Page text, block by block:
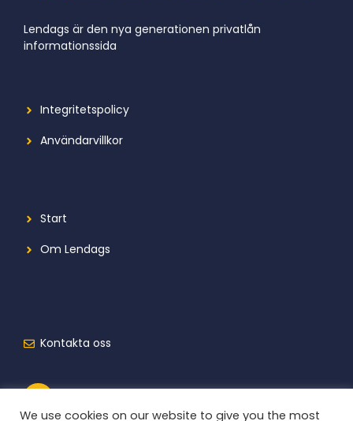
Lendags är den nya generationen privatlån
informationssida
Integritetspolicy
Användarvillkor
Start
Om Lendags
Kontakta oss
We use cookies on our website to give you the most